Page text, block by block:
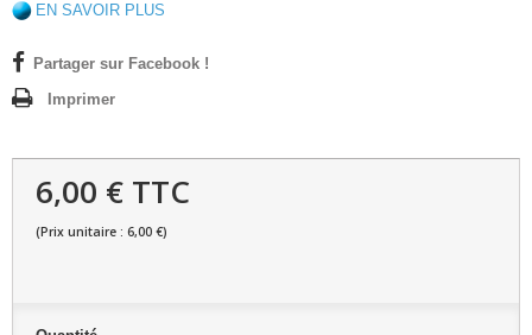
EN SAVOIR PLUS
Partager sur Facebook !
Imprimer
6,00 € TTC
(Prix unitaire : 6,00 €)